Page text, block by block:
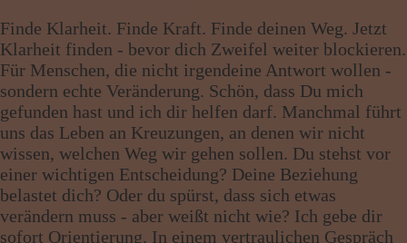
Finde Klarheit. Finde Kraft. Finde deinen Weg. Jetzt
Klarheit finden - bevor dich Zweifel weiter blockieren.
Für Menschen, die nicht irgendeine Antwort wollen -
sondern echte Veränderung. Schön, dass Du mich
gefunden hast und ich dir helfen darf. Manchmal führt
uns das Leben an Kreuzungen, an denen wir nicht
wissen, welchen Weg wir gehen sollen. Du stehst vor
einer wichtigen Entscheidung? Deine Beziehung
belastet dich? Oder du spürst, dass sich etwas
verändern muss - aber weißt nicht wie? Ich gebe dir
sofort Orientierung. In einem vertraulichen Gespräch